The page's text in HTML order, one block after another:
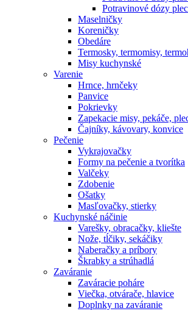
Potravinové dózy
Maselničky
Koreničky
Obedáre
Termosky, termomisy,
Misy kuchynské
Varenie
Hrnce, hrnčeky
Panvice
Pokrievky
Zapekacie misy, pekáče,
Čajníky, kávovary, konvice
Pečenie
Vykrajovačky
Formy na pečenie a tvorítka
Valčeky
Zdobenie
Ošatky
Masľovačky, stierky
Kuchynské náčinie
Varešky, obracačky, kliešte
Nože, tĺčiky, sekáčiky
Naberačky a príbory
Škrabky a strúhadlá
Zaváranie
Zaváracie poháre
Viečka, otvárače, hlavice
Doplnky na zaváranie